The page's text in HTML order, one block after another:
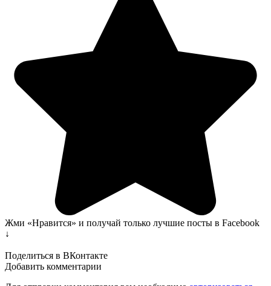
Жми «Нравится» и получай только лучшие посты в Facebook
↓
Поделиться в ВКонтакте
Добавить комментарии